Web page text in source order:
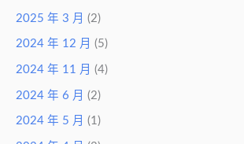
2025 年 3 月 (2)
2024 年 12 月 (5)
2024 年 11 月 (4)
2024 年 6 月 (2)
2024 年 5 月 (1)